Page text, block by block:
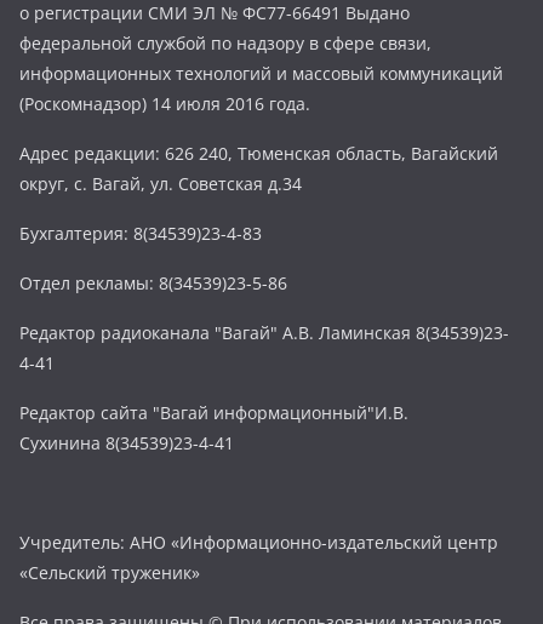
о регистрации СМИ ЭЛ № ФС77-66491 Выдано
федеральной службой по надзору в сфере связи,
информационных технологий и массовый коммуникаций
(Роскомнадзор) 14 июля 2016 года.
Адрес редакции: 626 240, Тюменская область, Вагайский
округ, с. Вагай, ул. Советская д.34
Бухгалтерия: 8(34539)23-4-83
Отдел рекламы: 8(34539)23-5-86
Редактор радиоканала "Вагай" А.В. Ламинская 8(34539)23-
4-41
Редактор сайта "Вагай информационный"И.В.
Сухинина 8(34539)23-4-41
Учредитель: АНО «Информационно-издательский центр
«Сельский труженик»